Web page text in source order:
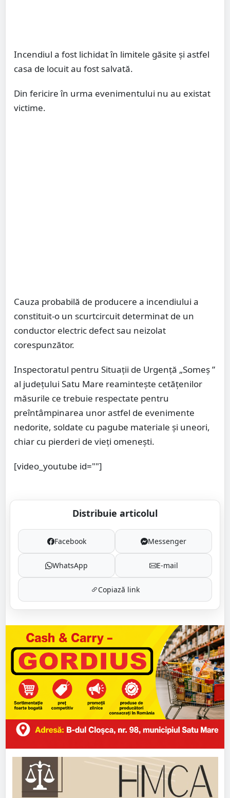
Incendiul a fost lichidat în limitele găsite și astfel
casa de locuit au fost salvată.
Din fericire în urma evenimentului nu au existat
victime.
Cauza probabilă de producere a incendiului a
constituit-o un scurtcircuit determinat de un
conductor electric defect sau neizolat
corespunzător.
Inspectoratul pentru Situaţii de Urgenţă „Someș ”
al judeţului Satu Mare reaminteşte cetăţenilor
măsurile ce trebuie respectate pentru
preîntâmpinarea unor astfel de evenimente
nedorite, soldate cu pagube materiale şi uneori,
chiar cu pierderi de vieţi omeneşti.
[video_youtube id=""]
Distribuie articolul
Facebook Messenger
WhatsApp E-mail
Copiază link